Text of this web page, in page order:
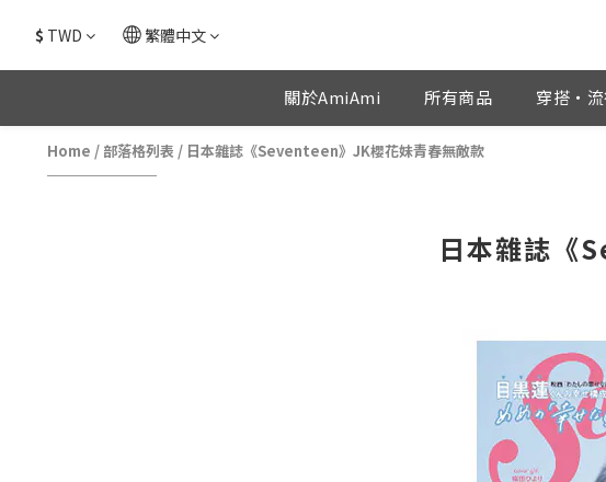
$ TWD 繁體中文
關於AmiAmi 所有商品 穿搭・
Home / 部落格列表 / 日本雜誌《Seventeen》JK櫻花妹青春無敵款
日本雜誌《